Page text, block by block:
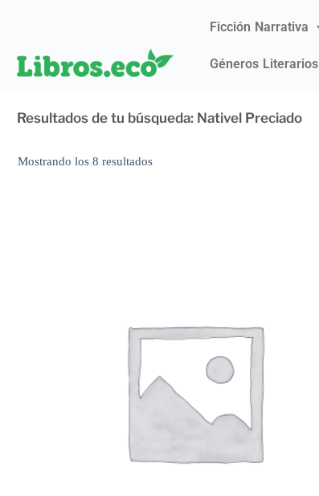
Ficción Narrativa
Géneros Literarios
Resultados de tu búsqueda: Nativel Preciado
Mostrando los 8 resultados